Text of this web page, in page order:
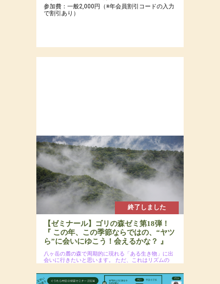
参加費：一般2,000円（※年会員割引コードの入力
で割引あり）
終了しました
【ゼミナール】ゴリの森ゼミ第18弾！
『 この年、この季節ならではの、“ヤツ
ら”に会いにゆこう！会えるかな？ 』
八ヶ岳の麓の森で周期的に現れる「ある生き物」に出
会いに行きたいと思います。
ただ、これはリズムの
そのあたりは悪しからず。